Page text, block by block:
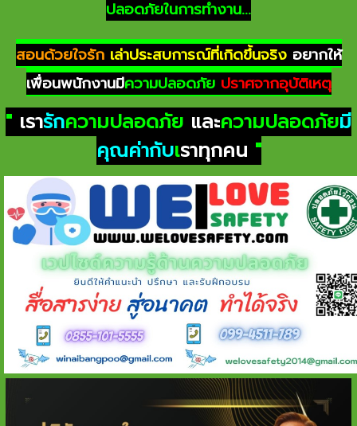
ปลอดภัยในการทำงาน...
สอนด้วยใจรัก เล่าประสบการณ์ที่เกิดขึ้นจริง อยากให้
เพื่อนพนักงานมีความปลอดภัย ปราศจากอุบัติเหตุ
" เรารักความปลอดภัย และความปลอดภัยมี
คุณค่ากับเราทุกคน "